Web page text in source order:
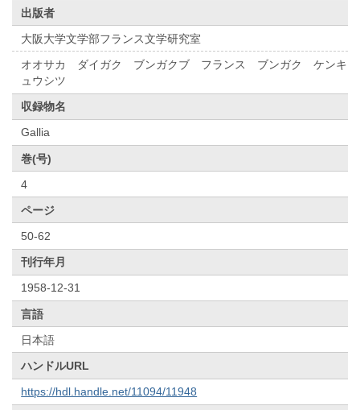
出版者
大阪大学文学部フランス文学研究室
オオサカ ダイガク ブンガクブ フランス ブンガク ケンキ
ュウシツ
収録物名
Gallia
巻(号)
4
ページ
50-62
刊行年月
1958-12-31
言語
日本語
ハンドルURL
https://hdl.handle.net/11094/11948